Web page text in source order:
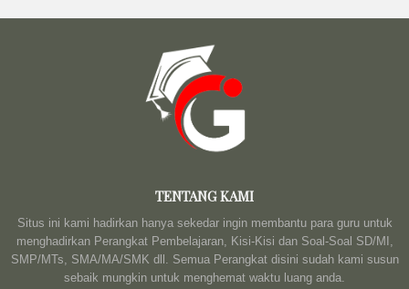
TENTANG KAMI
Situs ini kami hadirkan hanya sekedar ingin membantu para guru untuk
menghadirkan Perangkat Pembelajaran, Kisi-Kisi dan Soal-Soal SD/MI,
SMP/MTs, SMA/MA/SMK dll. Semua Perangkat disini sudah kami susun
sebaik mungkin untuk menghemat waktu luang anda.